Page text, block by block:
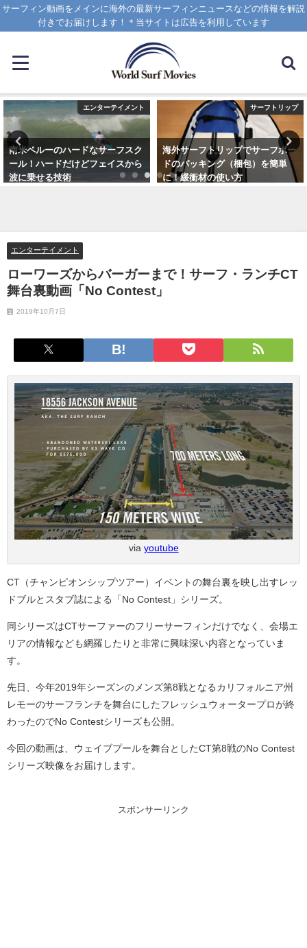
サーフィン動画をメインに海外の最新サーフィンニュースなどの情報を解説
付きでお届けします！＊当サイトは広告を利用しています
エンターテイメント
南米ペルーのハードなサーフスク
ール！ハードだけどフェイスから
波に乗せる技術
サーフトリップ
海外サーフトリップでサーフボー
ドのパッキング（梱包）を簡単
に！緩衝材の使い方
エンターテイメント
ローワーズからバーガーまで！サーフ・ランチCT
舞台裏動画「No Contest」
2019年10月7日
via youtube
CT（チャンピオンシップツアー）イベントの舞台裏を映し出すレッ
ドブルとスタブ誌による「No Contest」シリーズ。
同シリーズはCTサーファーのフリーサーフィンだけでなく、会場エ
リアの情報なども網羅したりと非常に興味深い内容となっていま
す。
先日、今年2019年シーズンのメンズ第8戦となるカリフォルニア州
レモーのサーフランチを舞台にしたフレッシュウォータープロが終
わったのでNo Contestシリーズも公開。
今回の動画は、ウェイブプールを舞台としたCT第8戦のNo Contest
シリーズ映像をお届けします。
スポンサーリンク